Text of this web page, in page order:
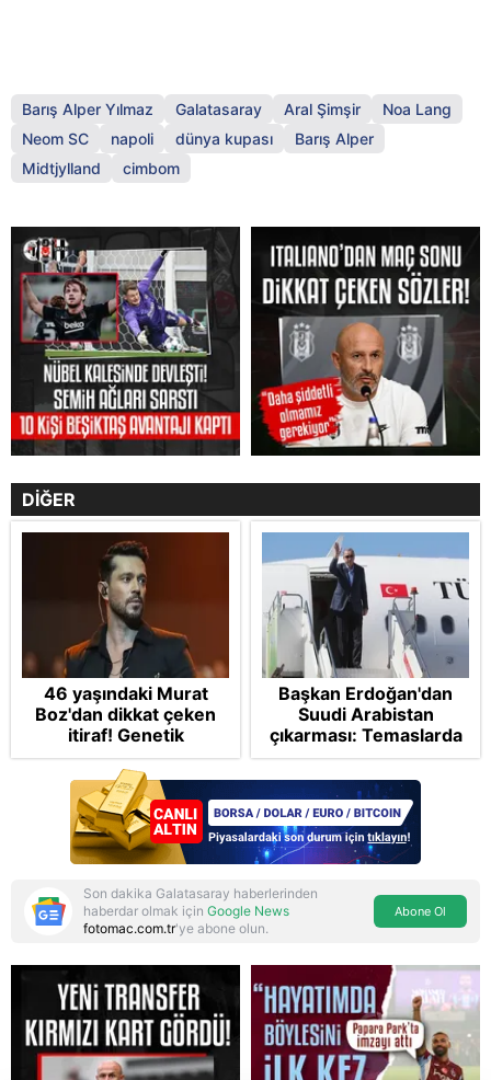
Reddet
Barış Alper Yılmaz Galatasaray Aral Şimşir
Noa Lang
Neom SC
napoli dünya kupası
Barış Alper
Midtjylland
cimbom
DİĞER
46 yaşındaki Murat
Boz'dan dikkat çeken
itiraf! Genetik
korkusunu açıkladı
Başkan Erdoğan'dan
Suudi Arabistan
çıkarması: Temaslarda
bulunacak
Son dakika Galatasaray haberlerinden
haberdar olmak için Google News
fotomac.com.tr'ye abone olun.
Abone Ol